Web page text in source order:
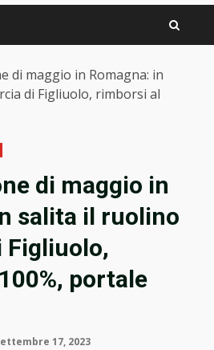
di maggio in Romagna: in
di Figliuolo, rimborsi al
di maggio in
salita il ruolino
Figliuolo,
portale
17, 2023